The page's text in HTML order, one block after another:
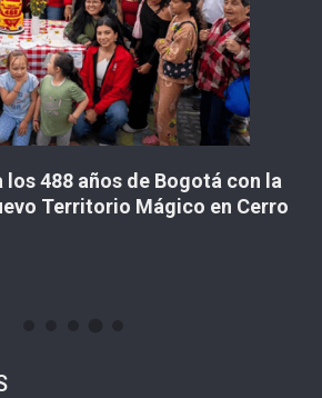
de los 488 años de
para personas mayores